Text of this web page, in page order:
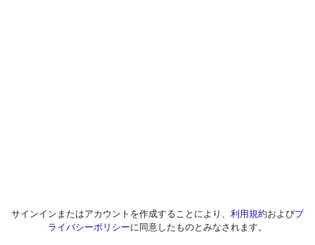
サインインまたはアカウントを作成することにより、 利用規約およびプ
ライバシーポリシーに同意したものとみなされます。